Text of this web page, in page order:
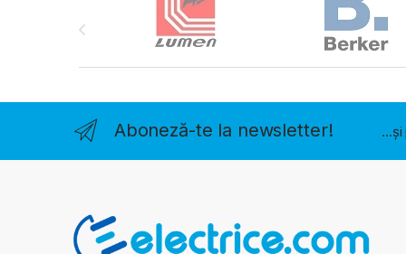
Aboneză-te la newsletter!